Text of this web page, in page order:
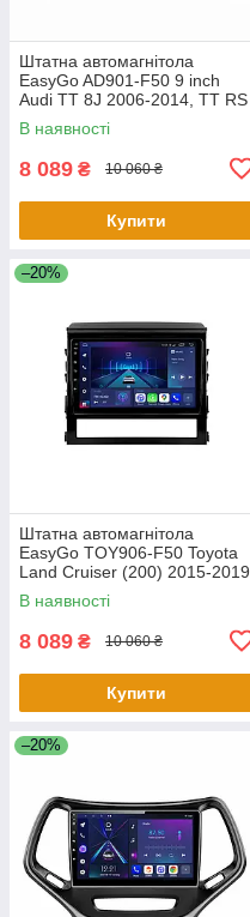
Штатна автомагнітола
EasyGo AD901-F50 9 inch
Audi TT 8J 2006-2014, TT RS
8J 2009-2014, TTS 8J 2008-
2013
В наявності
8 089 ₴ 10 060 ₴
Купити
–20%
Штатна автомагнітола
EasyGo TOY906-F50 Toyota
Land Cruiser (200) 2015-2019
В наявності
8 089 ₴ 10 060 ₴
Купити
–20%